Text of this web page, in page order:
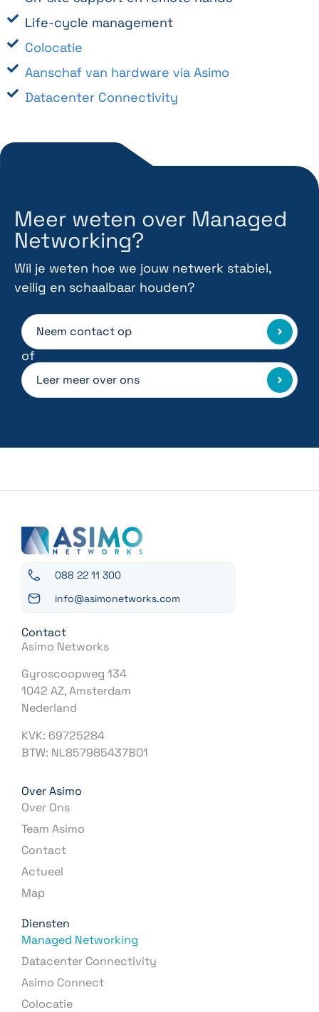
Life-cycle management
Colocatie
Aanschaf van hardware via Asimo
Datacenter Connectivity
Meer weten over Managed
Networking?
Wil je weten hoe we jouw netwerk stabiel,
veilig en schaalbaar houden?
Neem contact op
of
Leer meer over ons
088 22 11 300
info@asimonetworks.com
Contact
Asimo Networks
Gyroscoopweg 134
1042 AZ, Amsterdam
Nederland
KVK: 69725284
BTW: NL857985437B01
Over Asimo
Over Ons
Team Asimo
Contact
Actueel
Map
Diensten
Managed Networking
Datacenter Connectivity
Asimo Connect
Colocatie